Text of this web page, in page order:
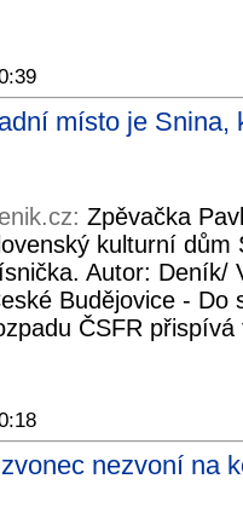
místo je Snina,
Zpěvačka
kulturní dům
Autor: Deník/
Budějovice - Do
ČSFR
nezvoní na